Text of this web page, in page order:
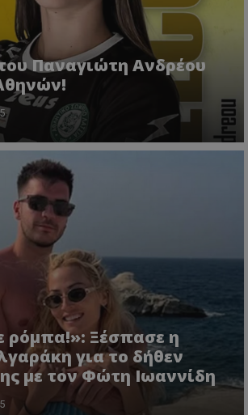
Παναγιώτη Ανδρέου
ρόμπα!»: Ξέσπασε η
για το δήθεν
με τον Φώτη Ιωαννίδη